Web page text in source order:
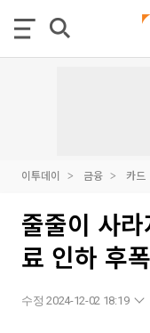
이투데이 금융 카드
줄줄이 사
료 인하 후
수정 2024-12-02 18:19